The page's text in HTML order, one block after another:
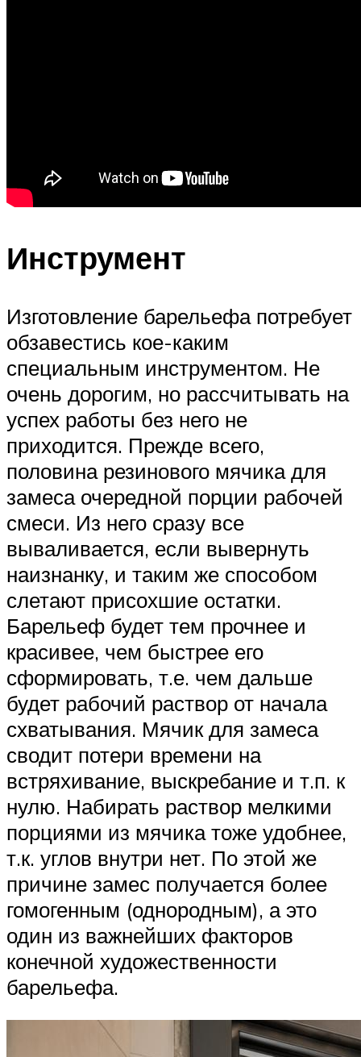
Инструмент
Изготовление барельефа потребует
обзавестись кое-каким
специальным инструментом. Не
очень дорогим, но рассчитывать на
успех работы без него не
приходится. Прежде всего,
половина резинового мячика для
замеса очередной порции рабочей
смеси. Из него сразу все
вываливается, если вывернуть
наизнанку, и таким же способом
слетают присохшие остатки.
Барельеф будет тем прочнее и
красивее, чем быстрее его
сформировать, т.е. чем дальше
будет рабочий раствор от начала
схватывания. Мячик для замеса
сводит потери времени на
встряхивание, выскребание и т.п. к
нулю. Набирать раствор мелкими
порциями из мячика тоже удобнее,
т.к. углов внутри нет. По этой же
причине замес получается более
гомогенным (однородным), а это
один из важнейших факторов
конечной художественности
барельефа.